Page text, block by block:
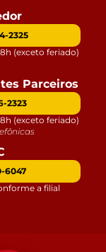
2325
(exceto feriado)
Parceiros
2323
(exceto feriado)
6047
a filial